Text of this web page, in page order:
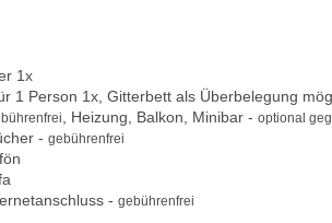
1x
1 Person 1x, Gitterbett als Überbelegung
, Heizung, Balkon, Minibar - optional
- gebührenfrei
- gebührenfrei